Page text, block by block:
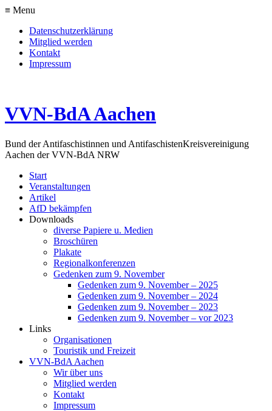
≡ Menu
Datenschutzerklärung
Mitglied werden
Kontakt
Impressum
VVN-BdA Aachen
Bund der Antifaschistinnen und AntifaschistenKreisvereinigung
Aachen der VVN-BdA NRW
Start
Veranstaltungen
Artikel
AfD bekämpfen
Downloads
diverse Papiere u. Medien
Broschüren
Plakate
Regionalkonferenzen
Gedenken zum 9. November
Gedenken zum 9. November – 2025
Gedenken zum 9. November – 2024
Gedenken zum 9. November – 2023
Gedenken zum 9. November – vor 2023
Links
Organisationen
Touristik und Freizeit
VVN-BdA Aachen
Wir über uns
Mitglied werden
Kontakt
Impressum